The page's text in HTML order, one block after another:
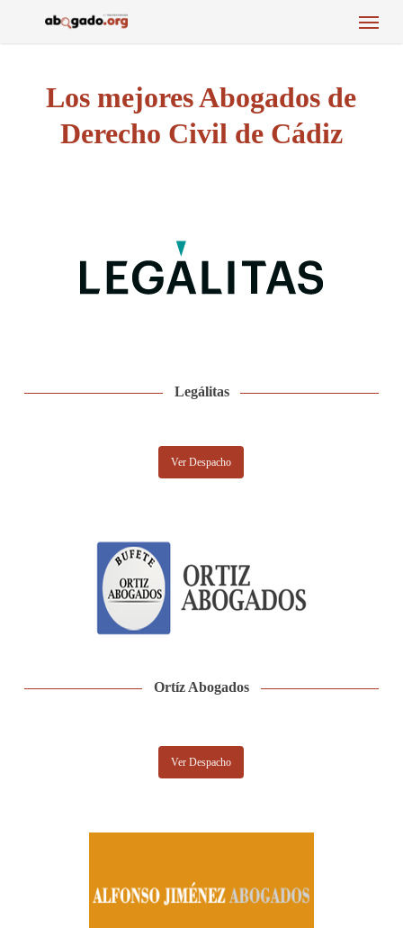
Menu
Los mejores Abogados de
Derecho Civil de Cádiz
Legálitas
Ver Despacho
Ortíz Abogados
Ver Despacho